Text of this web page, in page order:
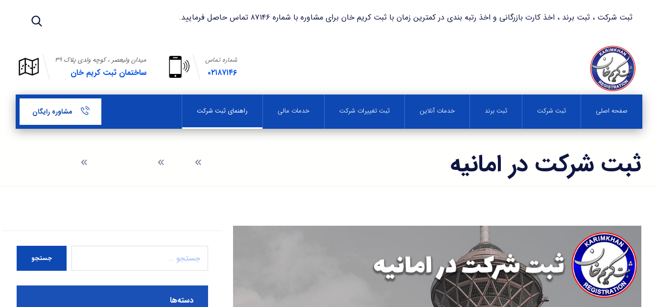
ثبت شرکت ، ثبت برند ، اخذ کارت بازرگانی و اخذ رتبه بندی در کمترین زمان با ثبت کریم خان برای مشاوره با شماره ۸۷۱۴۶ تماس حاصل فرمایید.
میدان ولیعصر ، کوچه ولدی پلاک ۳۹
ساختمان ثبت کریم خان
شماره تماس
۰۲۱۸۷۱۴۶
صفحه اصلی ثبت شرکت ثبت برند خدمات آنلاین ثبت تغییرات شرکت خدمات مالی راهنمای ثبت شرکت مشاوره رایگان
ثبت شرکت در امانیه
جستجو
دسته‌ها